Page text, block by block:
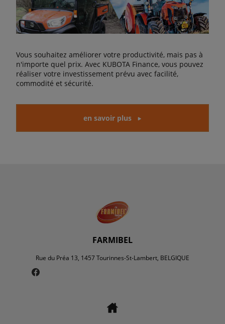
Vous souhaitez améliorer votre productivité, mais pas à
n'importe quel prix. Avec KUBOTA Finance, vous pouvez
réaliser votre investissement prévu avec facilité,
commodité et sécurité.
en savoir plus
FARMIBEL
Rue du Préa 13, 1457 Tourinnes-St-Lambert, BELGIQUE